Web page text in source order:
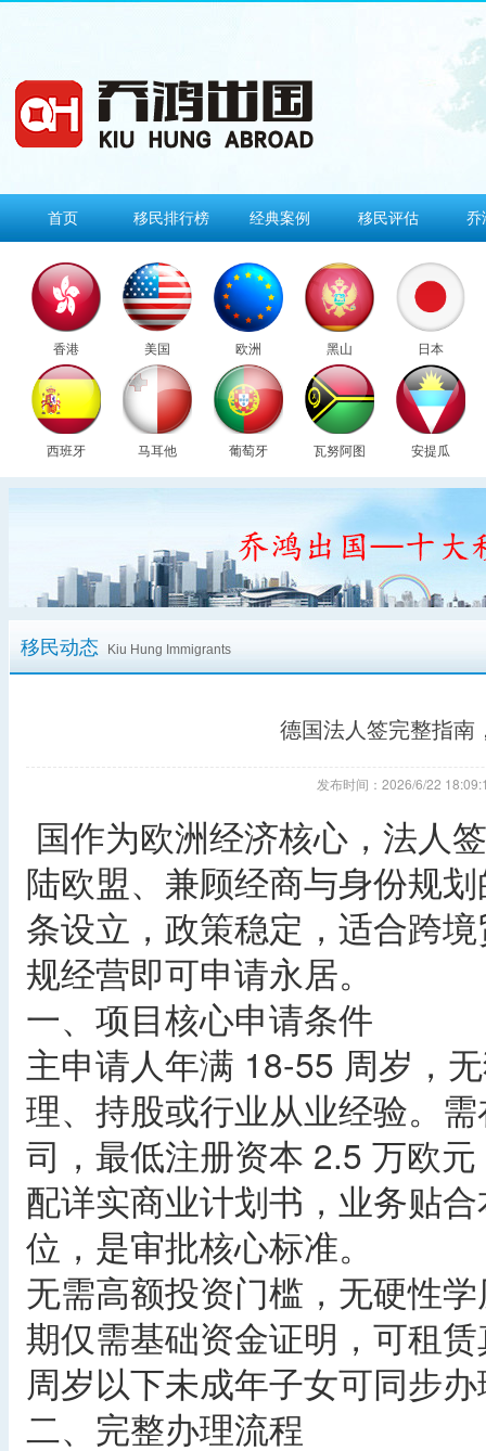
首页 移民排行榜 经典案例 移民评估 乔
香港 美国 欧洲 黑山 日本
西班牙 马耳他 葡萄牙 瓦努阿图 安提瓜
移民动态 Kiu Hung Immigrants
德国法人签完整指南
发布时间：2026/6/22
国作为欧洲经济核心，法人
陆欧盟、兼顾经商与身份规
条设立，政策稳定，适合跨
规经营即可申请永居。
一、项目核心申请条件
主申请人年满 18-55 周岁，
理、持股或行业从业经验。
司，最低注册资本 2.5 万欧
配详实商业计划书，业务贴
位，是审批核心标准。
无需高额投资门槛，无硬性
期仅需基础资金证明，可租
周岁以下未成年子女可同步
二、完整办理流程